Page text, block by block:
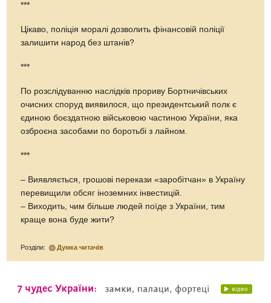
***
Цікаво, поліція моралі дозволить фінансовій поліції
залишити народ без штанів?
***
По розслідуванню наслідків прориву Бортничівських
очисних споруд виявилося, що президентський полк є
єдиною боєздатною військовою частиною України, яка
озброєна засобами по боротьбі з лайном.
***
– Виявляється, грошові перекази «заробітчан» в Україну
перевищили обсяг іноземних інвестицій.
– Виходить, чим більше людей поїде з України, тим
краще вона буде жити?
Розділи: Думка читачів